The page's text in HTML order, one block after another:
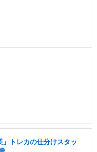
」トレカの仕分けスタッ